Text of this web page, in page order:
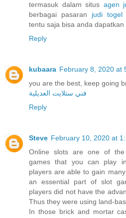
termasuk dalam situs agen
berbagai pasaran judi togel
tentu saja bisa anda dapatkan
Reply
kubaara February 8, 2020 at
you are the best, keep going
فني ستلايت العديلية
Reply
Steve February 10, 2020 at
Online slots are one of
games that you can play
players are able to gain
an essential part of slot
players did not have the
Thus they were using land-
In those brick and mortar